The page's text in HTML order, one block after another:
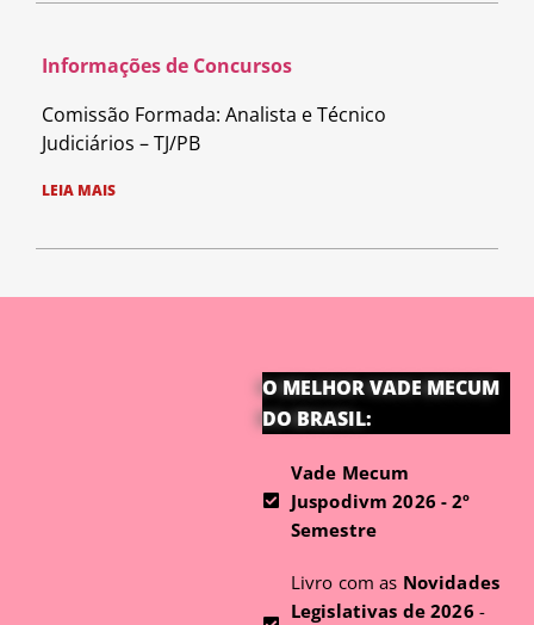
Informações de Concursos
Comissão Formada: Analista e Técnico
Judiciários – TJ/PB
LEIA MAIS
O MELHOR VADE MECUM
DO BRASIL:
Vade Mecum
Juspodivm 2026 - 2º
Semestre
Livro com as Novidades
Legislativas de 2026 -